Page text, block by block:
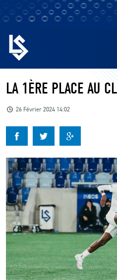
EQUIPES
BILLETTERIE
FANS
KIDS
BUSINESS
RESTAURATION
CLUB
CONTACT
LA 1ÈRE PLACE AU
26 Février 2024 14:02